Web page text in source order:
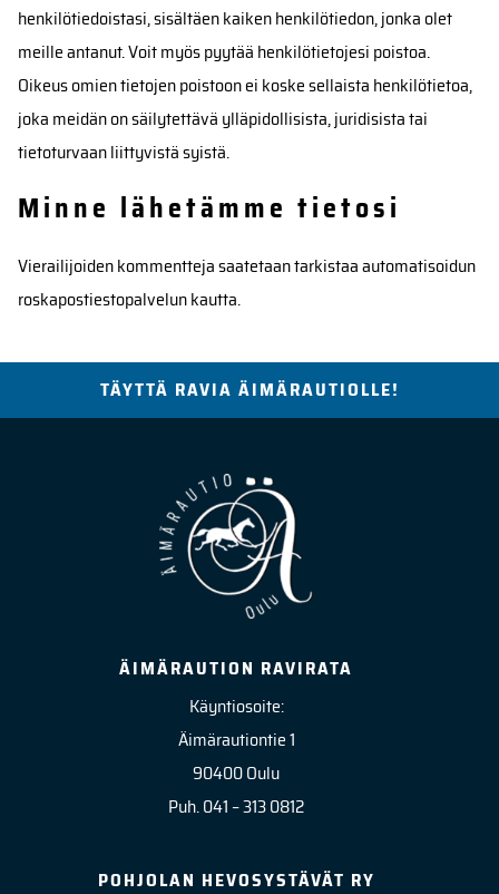
henkilötiedoistasi, sisältäen kaiken henkilötiedon, jonka olet
meille antanut. Voit myös pyytää henkilötietojesi poistoa.
Oikeus omien tietojen poistoon ei koske sellaista henkilötietoa,
joka meidän on säilytettävä ylläpidollisista, juridisista tai
tietoturvaan liittyvistä syistä.
Minne lähetämme tietosi
Vierailijoiden kommentteja saatetaan tarkistaa automatisoidun
roskapostiestopalvelun kautta.
TÄYTTÄ RAVIA ÄIMÄRAUTIOLLE!
ÄIMÄRAUTION RAVIRATA
Käyntiosoite:
Äimärautiontie 1
90400 Oulu
Puh. 041 – 313 0812
POHJOLAN HEVOSYSTÄVÄT RY